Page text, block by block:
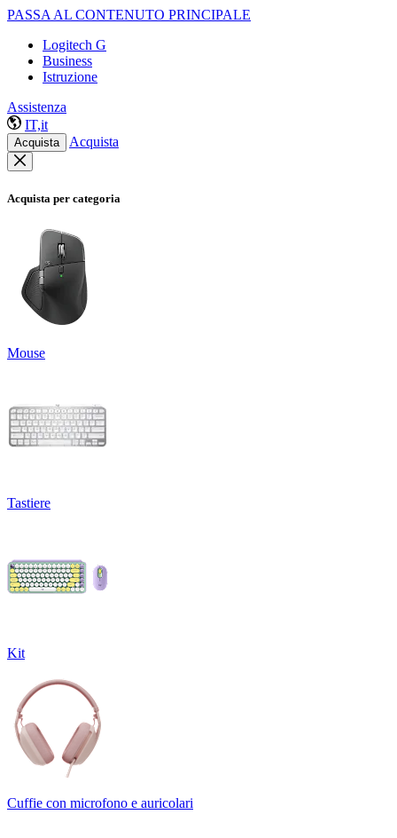
PASSA AL CONTENUTO PRINCIPALE
Logitech G
Business
Istruzione
Assistenza
IT,it
Acquista Acquista
Acquista per categoria
Mouse
Tastiere
Kit
Cuffie con microfono e auricolari